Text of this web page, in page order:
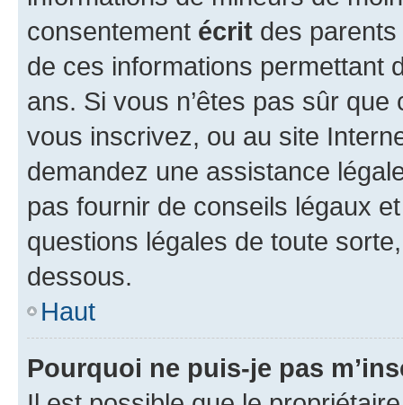
consentement écrit des parents
de ces informations permettant
ans. Si vous n’êtes pas sûr
vous inscrivez, ou au site
demandez une assistance
pas fournir de conseils légaux
questions légales de toute
dessous.
Haut
Pourquoi ne puis-je pas